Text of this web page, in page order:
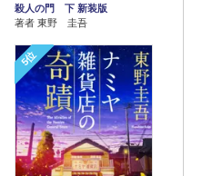
殺人の門 下 新装版
著者 東野 圭吾
5位